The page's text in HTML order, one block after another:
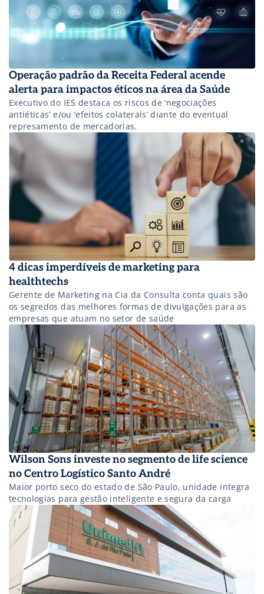
Operação padrão da Receita Federal acende
alerta para impactos éticos na área da Saúde
Executivo do IES destaca os riscos de ‘negociações
antiéticas’ e/ou ‘efeitos colaterais’ diante do eventual
represamento de mercadorias.
4 dicas imperdíveis de marketing para
healthtechs
Gerente de Marketing na Cia da Consulta conta quais são
os segredos das melhores formas de divulgações para as
empresas que atuam no setor de saúde
Wilson Sons investe no segmento de life science
no Centro Logístico Santo André
Maior porto seco do estado de São Paulo, unidade integra
tecnologias para gestão inteligente e segura da carga